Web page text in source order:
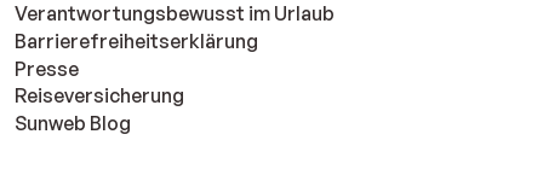
Verantwortungsbewusst im Urlaub
Barrierefreiheitserklärung
Presse
Reiseversicherung
Sunweb Blog